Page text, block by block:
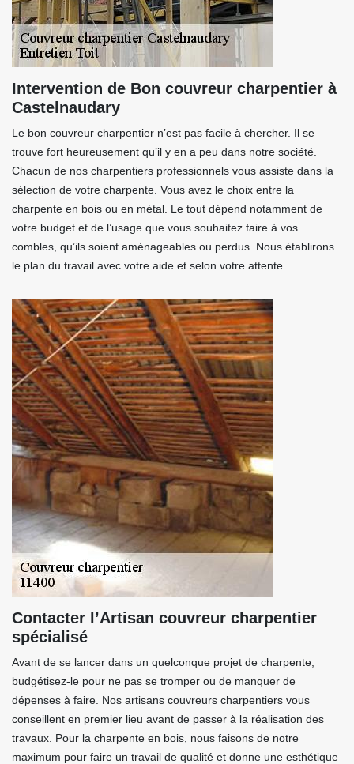
Intervention de Bon couvreur charpentier à
Castelnaudary
Le bon couvreur charpentier n’est pas facile à chercher. Il se
trouve fort heureusement qu’il y en a peu dans notre société.
Chacun de nos charpentiers professionnels vous assiste dans la
sélection de votre charpente. Vous avez le choix entre la
charpente en bois ou en métal. Le tout dépend notamment de
votre budget et de l’usage que vous souhaitez faire à vos
combles, qu’ils soient aménageables ou perdus. Nous établirons
le plan du travail avec votre aide et selon votre attente.
Contacter l’Artisan couvreur charpentier
spécialisé
Avant de se lancer dans un quelconque projet de charpente,
budgétisez-le pour ne pas se tromper ou de manquer de
dépenses à faire. Nos artisans couvreurs charpentiers vous
conseillent en premier lieu avant de passer à la réalisation des
travaux. Pour la charpente en bois, nous faisons de notre
maximum pour faire un travail de qualité et donne une esthétique